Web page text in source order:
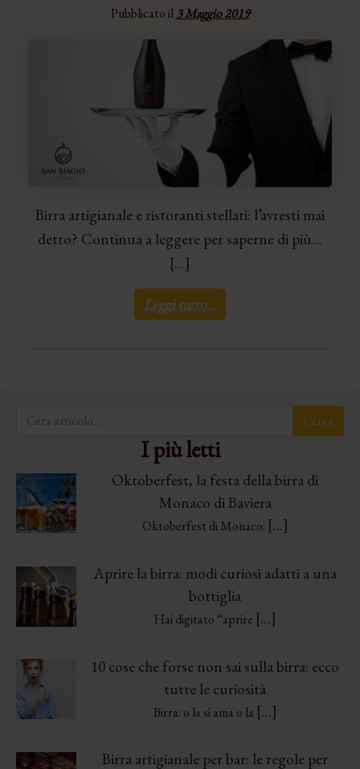
Pubblicato il3 Maggio 2019
Birra artigianale e ristoranti stellati: l’avresti mai
detto? Continua a leggere per saperne di più…
[…]
Leggi tutto…
I più letti
Oktoberfest, la festa della birra di
Monaco di Baviera
Oktoberfest di Monaco: […]
Aprire la birra: modi curiosi adatti a una
bottiglia
Hai digitato “aprire […]
10 cose che forse non sai sulla birra: ecco
tutte le curiosità
Birra: o la si ama o la […]
Birra artigianale per bar: le regole per